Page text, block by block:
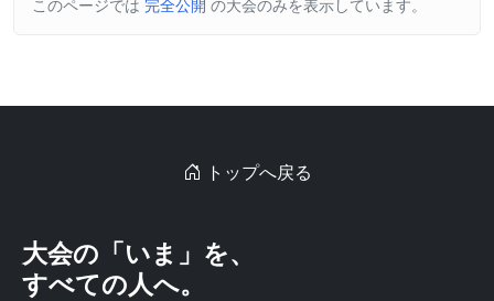
このページでは 完全公開 の大会のみを表示しています。
トップへ戻る
大会の「いま」を、
すべての人へ。